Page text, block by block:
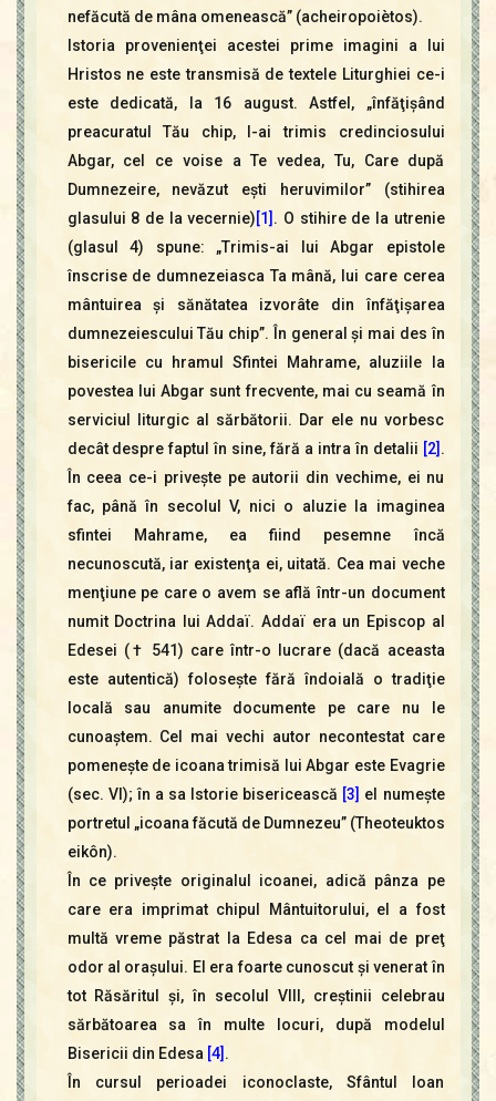
nefăcută de mâna omenească” (acheiropoiètos).
Istoria provenienţei acestei prime imagini a lui
Hristos ne este transmisă de textele Liturghiei ce-i
este dedicată, la 16 august. Astfel, „înfăţişând
preacuratul Tău chip, l-ai trimis credinciosului
Abgar, cel ce voise a Te vedea, Tu, Care după
Dumnezeire, nevăzut eşti heruvimilor” (stihirea
glasului 8 de la vecernie)[1] . O stihire de la utrenie
(glasul 4) spune: „Trimis-ai lui Abgar epistole
înscrise de dumnezeiasca Ta mână, lui care cerea
mântuirea şi sănătatea izvorâte din înfăţişarea
dumnezeiescului Tău chip”. În general şi mai des în
bisericile cu hramul Sfintei Mahrame, aluziile la
povestea lui Abgar sunt frecvente, mai cu seamă în
serviciul liturgic al sărbătorii. Dar ele nu vorbesc
decât despre faptul în sine, fără a intra în detalii [2] .
În ceea ce-i priveşte pe autorii din vechime, ei nu
fac, până în secolul V, nici o aluzie la imaginea
sfintei Mahrame, ea fiind pesemne încă
necunoscută, iar existenţa ei, uitată. Cea mai veche
menţiune pe care o avem se află într-un document
numit Doctrina lui Addaï. Addaï era un Episcop al
Edesei († 541) care într-o lucrare (dacă aceasta
este autentică) foloseşte fără îndoială o tradiţie
locală sau anumite documente pe care nu le
cunoaştem. Cel mai vechi autor necontestat care
pomeneşte de icoana trimisă lui Abgar este Evagrie
(sec. VI); în a sa Istorie bisericească [3] el numeşte
portretul „icoana făcută de Dumnezeu” (Theoteuktos
eikôn).
În ce priveşte originalul icoanei, adică pânza pe
care era imprimat chipul Mântuitorului, el a fost
multă vreme păstrat la Edesa ca cel mai de preţ
odor al oraşului. El era foarte cunoscut şi venerat în
tot Răsăritul şi, în secolul VIII, creştinii celebrau
sărbătoarea sa în multe locuri, după modelul
Bisericii din Edesa [4] .
În cursul perioadei iconoclaste, Sfântul Ioan